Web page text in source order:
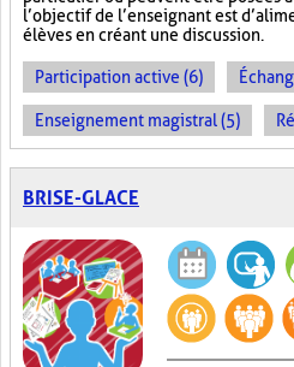
l’objectif de l’enseignant est
élèves en créant une discussion.
Participation active (6)
Enseignement magistral (5)
BRISE-GLACE